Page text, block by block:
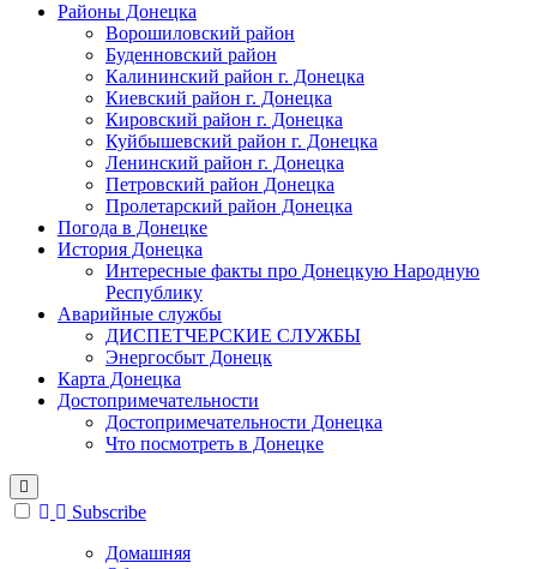
Районы Донецка
Ворошиловский район
Буденновский район
Калининский район г. Донецка
Киевский район г. Донецка
Кировский район г. Донецка
Куйбышевский район г. Донецка
Ленинский район г. Донецка
Петровский район Донецка
Пролетарский район Донецка
Погода в Донецке
История Донецка
Интересные факты про Донецкую Народную
Республику
Аварийные службы
ДИСПЕТЧЕРСКИЕ СЛУЖБЫ
Энергосбыт Донецк
Карта Донецка
Достопримечательности
Достопримечательности Донецка
Что посмотреть в Донецке
Subscribe
Домашняя